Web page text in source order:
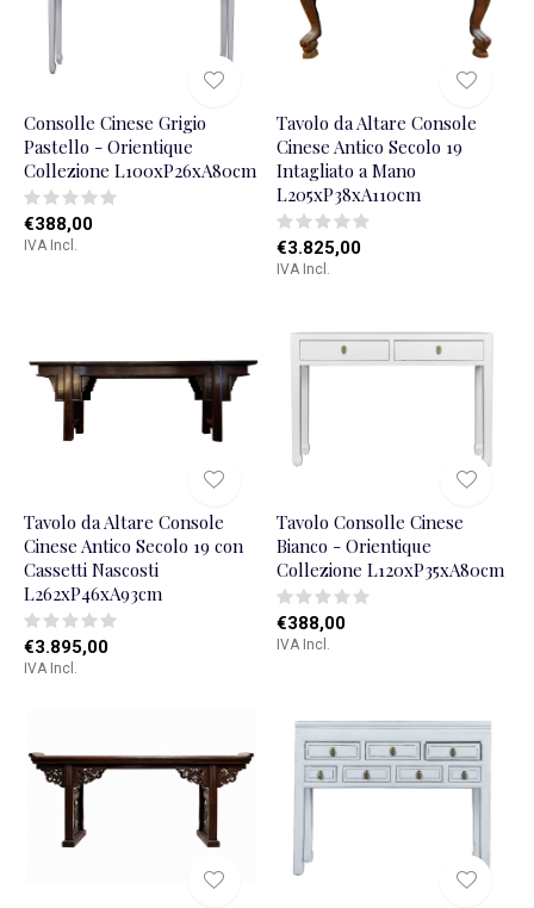
Consolle Cinese Grigio
Pastello - Orientique
Collezione L100xP26xA80cm
€388,00
IVA Incl.
Tavolo da Altare Console
Cinese Antico Secolo 19
Intagliato a Mano
L205xP38xA110cm
€3.825,00
IVA Incl.
Tavolo da Altare Console
Cinese Antico Secolo 19 con
Cassetti Nascosti
L262xP46xA93cm
€3.895,00
IVA Incl.
Tavolo Consolle Cinese
Bianco - Orientique
Collezione L120xP35xA80cm
€388,00
IVA Incl.